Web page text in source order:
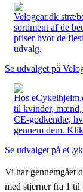
Velogear.dk
sortiment af de
priser hvor de
udvalg.
Se udvalget på
Hos
til kvinder, mænd,
CE-godkendte,
gennem dem.
Se udvalget på
Vi har gennemgået
med stjerner fra 1 til